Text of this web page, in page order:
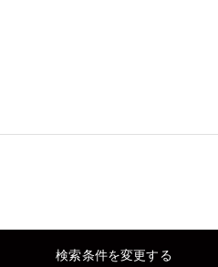
検索条件を変更する